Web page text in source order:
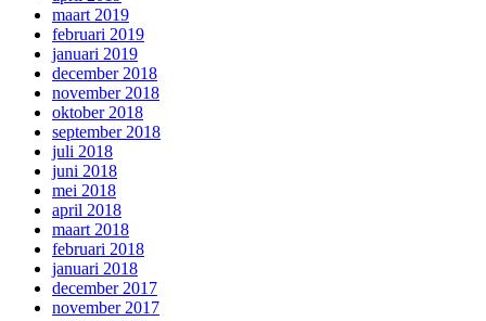
maart 2019
februari 2019
januari 2019
december 2018
november 2018
oktober 2018
september 2018
juli 2018
juni 2018
mei 2018
april 2018
maart 2018
februari 2018
januari 2018
december 2017
november 2017